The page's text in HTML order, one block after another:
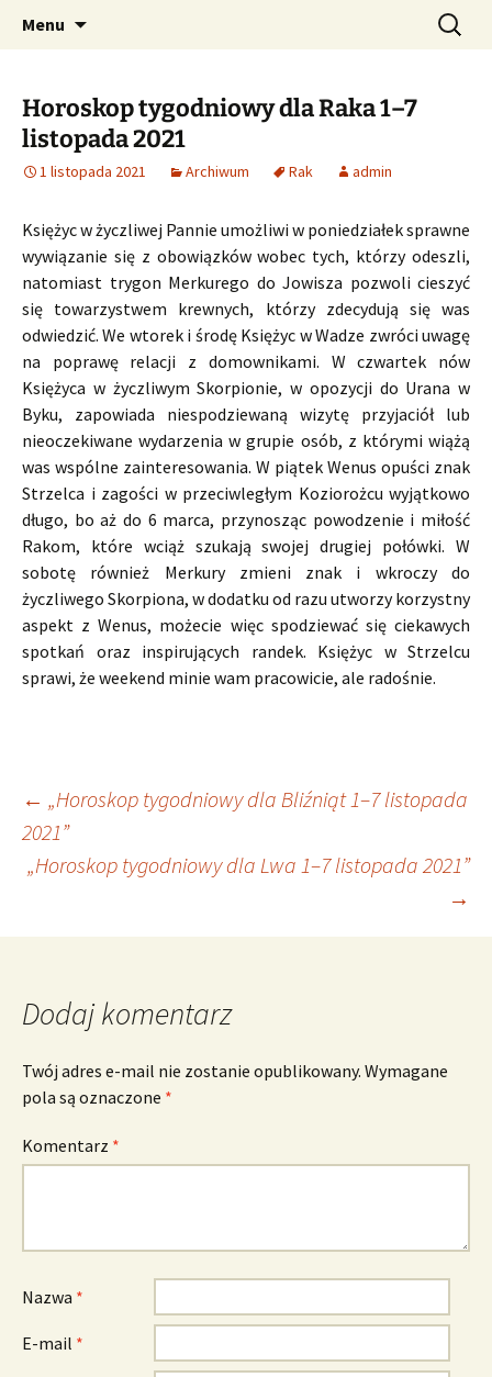
CzaroMarowy horoskop
dzienny, miesięczny i
tygodniowy
Profesjonalne przepowiednie astrologiczne
Menu Szukaj:
Horoskop tygodniowy dla Raka 1–7
listopada 2021
1 listopada 2021 Archiwum Rak admin
Księżyc w życzliwej Pannie umożliwi w poniedziałek sprawne
wywiązanie się z obowiązków wobec tych, którzy odeszli,
natomiast trygon Merkurego do Jowisza pozwoli cieszyć
się towarzystwem krewnych, którzy zdecydują się was
odwiedzić. We wtorek i środę Księżyc w Wadze zwróci uwagę
na poprawę relacji z domownikami. W czwartek nów
Księżyca w życzliwym Skorpionie, w opozycji do Urana w
Byku, zapowiada niespodziewaną wizytę przyjaciół lub
nieoczekiwane wydarzenia w grupie osób, z którymi wiążą
was wspólne zainteresowania. W piątek Wenus opuści znak
Strzelca i zagości w przeciwległym Koziorożcu wyjątkowo
długo, bo aż do 6 marca, przynosząc powodzenie i miłość
Rakom, które wciąż szukają swojej drugiej połówki. W
sobotę również Merkury zmieni znak i wkroczy do
życzliwego Skorpiona, w dodatku od razu utworzy korzystny
aspekt z Wenus, możecie więc spodziewać się ciekawych
spotkań oraz inspirujących randek. Księżyc w Strzelcu
sprawi, że weekend minie wam pracowicie, ale radośnie.
Nawigacja
wpisu
← „Horoskop tygodniowy dla Bliźniąt 1–7 listopada
2021”
„Horoskop tygodniowy dla Lwa 1–7 listopada 2021”
→
Dodaj komentarz
Twój adres e-mail nie zostanie opublikowany. Wymagane
pola są oznaczone *
Komentarz *
Nazwa *
E-mail *